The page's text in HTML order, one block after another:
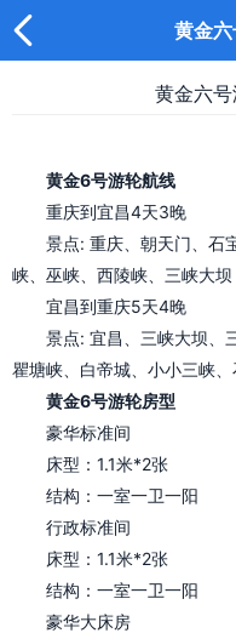
 黄金
黄金六
黄金6号游轮航线
重庆到宜昌4天3晚
景点: 重庆、朝天门、石
峡、巫峡、西陵峡、三峡大坝
宜昌到重庆5天4晚
景点: 宜昌、三峡大坝、
瞿塘峡、白帝城、小小三峡
黄金6号游轮房型
豪华标准间
床型：1.1米*2张
结构：一室一卫一阳
行政标准间
床型：1.1米*2张
结构：一室一卫一阳
豪华大床房